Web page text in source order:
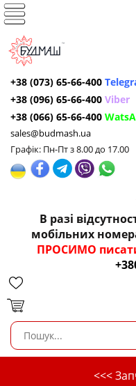
+38 (073) 65-66-400
+38 (096) 65-66-400 Viber
+38 (066) 65-66-400
sales@budmash.ua
Графік: Пн-Пт з 8.00 до 17.00
В разі
мобільних
ПРОСИМО
<<<